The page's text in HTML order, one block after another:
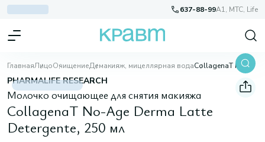
637-88-99A1, МТС, Life
ГлавнаяЛицоОчищениеДемакияж, мицеллярная вода CollagenaT No-Age Derma Latte Detergente, 250 мл
PHARMALIFE RESEARCH
Молочко очищающее для снятия макияжа
CollagenaT No-Age Derma Latte
Detergente, 250 мл